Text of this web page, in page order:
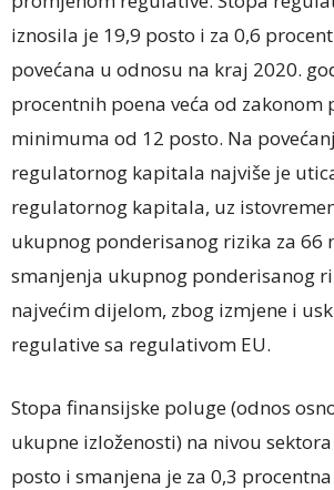
iznosila je 19,9 posto i za 0,6
povećana u odnosu na kraj 2020.
procentnih poena veća od zakonom
minimuma od 12 posto. Na
regulatornog kapitala najviše je
regulatornog kapitala, uz
ukupnog ponderisanog rizika za 66
smanjenja ukupnog ponderisanog
najvećim dijelom, zbog izmjene i
regulative sa regulativom EU.
Stopa finansijske poluge (odnos
ukupne izloženosti) na nivou
posto i smanjena je za 0,3